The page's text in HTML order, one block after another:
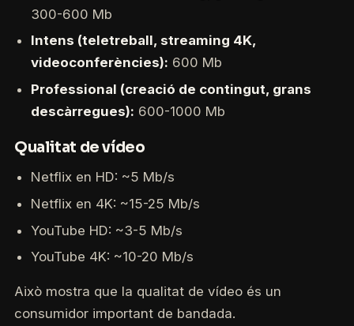
300-600 Mb
Intens (teletreball, streaming 4K,
videoconferències): 600 Mb
Professional (creació de contingut, grans
descàrregues): 600-1000 Mb
Qualitat de vídeo
Netflix en HD: ~5 Mb/s
Netflix en 4K: ~15-25 Mb/s
YouTube HD: ~3-5 Mb/s
YouTube 4K: ~10-20 Mb/s
Això mostra que la qualitat de vídeo és un
consumidor important de bandada.